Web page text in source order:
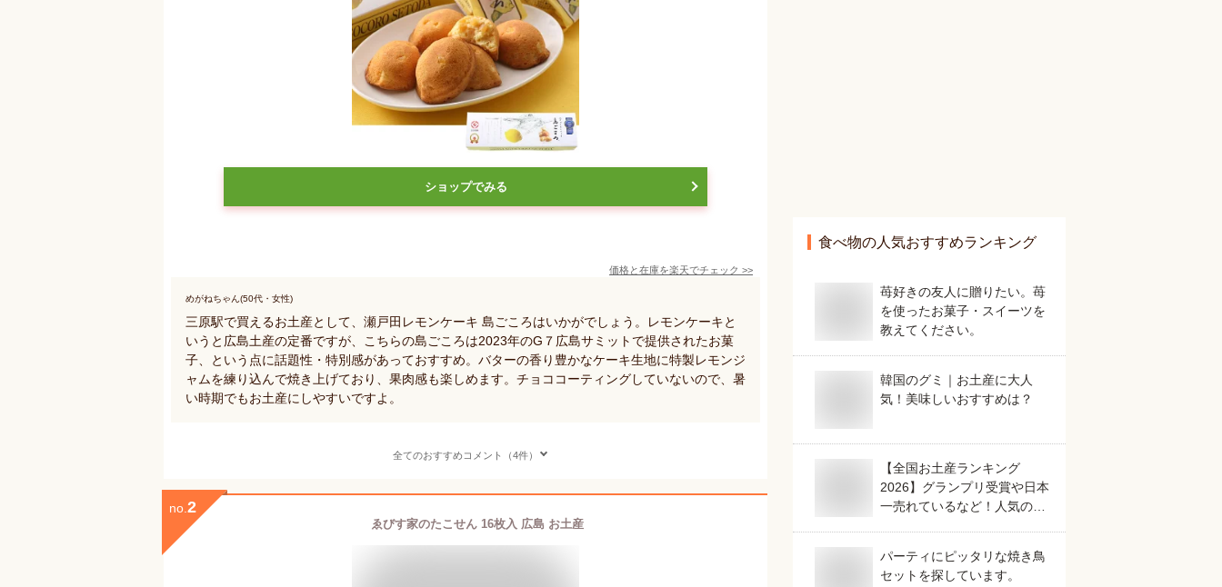
ショップでみる
価格と在庫を楽天でチェック >>
めがねちゃん(50代・女性)
三原駅で買えるお土産として、瀬戸田レモンケーキ 島ごころはいかがでしょう。レモンケーキと
いうと広島土産の定番ですが、こちらの島ごころは2023年のG７広島サミットで提供されたお菓
子、という点に話題性・特別感があっておすすめ。バターの香り豊かなケーキ生地に特製レモンジ
ャムを練り込んで焼き上げており、果肉感も楽しめます。チョココーティングしていないので、暑
い時期でもお土産にしやすいですよ。
全てのおすすめコメント（4件）
no. 2
ゑびす家のたこせん 16枚入 広島 お土産
食べ物の人気おすすめランキング
苺好きの友人に贈りたい。苺
を使ったお菓子・スイーツを
教えてください。
韓国のグミ｜お土産に大人
気！美味しいおすすめは？
【全国お土産ランキング
2026】グランプリ受賞や日本
一売れているなど！人気のご
パーティにピッタリな焼き鳥
セットを探しています。